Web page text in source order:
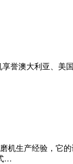
誉澳大利亚、美
机生产经验，它
…